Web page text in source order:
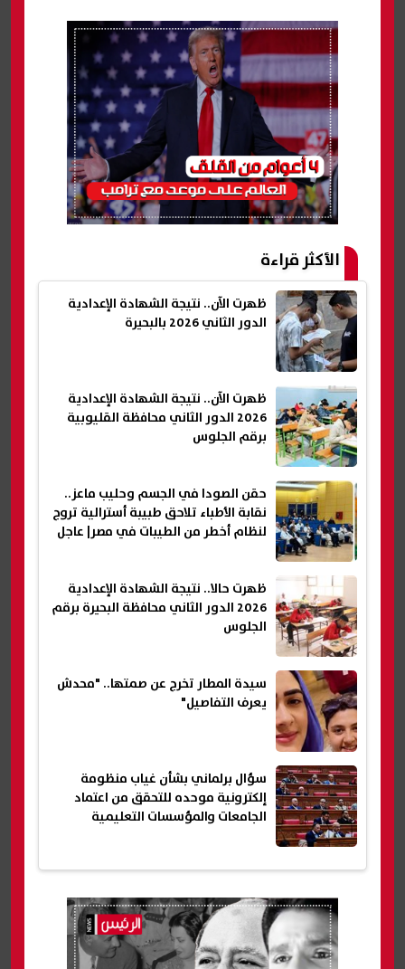
الأكثر قراءة
ظهرت الآن.. نتيجة الشهادة الإعدادية
الدور الثاني 2026 بالبحيرة
ظهرت الآن.. نتيجة الشهادة الإعدادية
2026 الدور الثاني محافظة القليوبية
برقم الجلوس
حقن الصودا في الجسم وحليب ماعز..
نقابة الأطباء تلاحق طبيبة أسترالية تروج
لنظام أخطر من الطيبات في مصر| عاجل
ظهرت حالا.. نتيجة الشهادة الإعدادية
2026 الدور الثاني محافظة البحيرة برقم
الجلوس
سيدة المطار تخرج عن صمتها.. "محدش
يعرف التفاصيل"
سؤال برلماني بشأن غياب منظومة
إلكترونية موحده للتحقق من اعتماد
الجامعات والمؤسسات التعليمية